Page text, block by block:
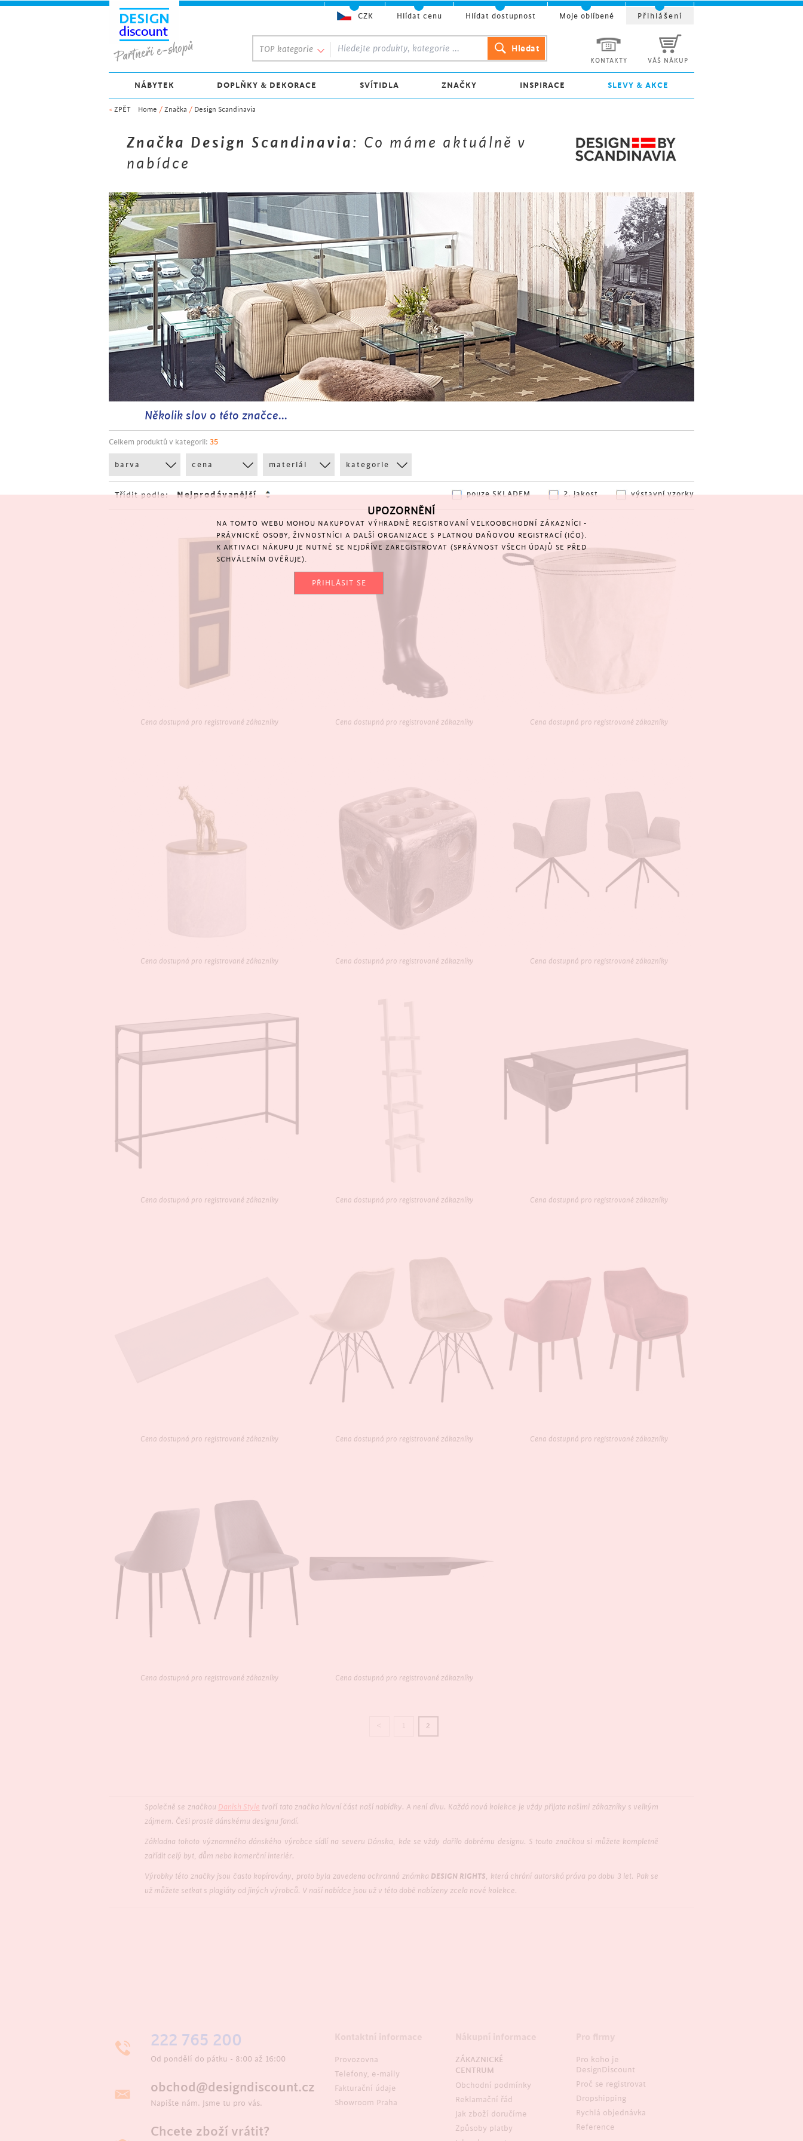
< ZPĚT Home / Značka / Design Scandinavia
Značka Design Scandinavia: Co máme aktuálně v
nabídce
Několik slov o této značce...
Celkem produktů v kategorii: 35
barva cena materiál kategorie
Třídit podle: výstavní vzorky
2. jakost
pouze SKLADEM
Cena dostupná pro registrované zákazníky Cena dostupná pro registrované zákazníky Cena dostupná pro registrované zákazníky
Cena dostupná pro registrované zákazníky Cena dostupná pro registrované zákazníky Cena dostupná pro registrované zákazníky
Cena dostupná pro registrované zákazníky Cena dostupná pro registrované zákazníky Cena dostupná pro registrované zákazníky
Cena dostupná pro registrované zákazníky Cena dostupná pro registrované zákazníky Cena dostupná pro registrované zákazníky
Cena dostupná pro registrované zákazníky Cena dostupná pro registrované zákazníky
2
Společně se značkou Danish Style tvoří tato značka hlavní část naší nabídky. A není divu. Každá nová kolekce je vždy přijata našimi zákazníky s velkým
zájmem. Češi prostě dánskému designu fandí.
Základna tohoto významného dánského výrobce sídlí na severu Dánska, kde se vždy dařilo dobrému designu. S touto značkou si můžete kompletně
zařídit celý byt, dům nebo komerční interiér.
Výrobky této značky jsou často kopírovány, proto byla zavedena ochranná známka DESIGN RIGHTS, která chrání autorská práva po dobu 3 let. Pak se
už můžete setkat s plagiáty od jiných výrobců. V naší nabídce jsou už v této době nabízeny zcela nové kolekce.
KONTAKTY VÁŠ NÁKUP
TOP kategorie
NÁBYTEK DOPLŇKY & DEKORACE SVÍTIDLA ZNAČKY INSPIRACE SLEVY & AKCE
CZK Hlídat cenu Hlídat dostupnost Moje oblíbené Přihlášení
222 765 200
Od pondělí do pátku - 8:00 až 16:00
obchod@designdiscount.cz
Napište nám. Jsme tu pro vás.
Chcete zboží vrátit?
Provozovna
Telefony, e-maily
Fakturační údaje
Showroom Praha
ZÁKAZNICKÉ
CENTRUM
Obchodní podmínky
Reklamační řád
Jak zboží doručíme
Způsoby platby
Pro koho je
DesignDiscount
Proč se registrovat
Dropshipping
Rychlá objednávka
Reference
UPOZORNĚNÍ
NA TOMTO WEBU MOHOU NAKUPOVAT VÝHRADNĚ REGISTROVANÍ VELKOOBCHODNÍ ZÁKAZNÍCI -
PRÁVNICKÉ OSOBY, ŽIVNOSTNÍCI A DALŠÍ ORGANIZACE S PLATNOU DAŇOVOU REGISTRACÍ (IČO).
K AKTIVACI NÁKUPU JE NUTNÉ SE NEJDŘÍVE ZAREGISTROVAT (SPRÁVNOST VŠECH ÚDAJŮ SE PŘED
SCHVÁLENÍM OVĚŘUJE).
PŘIHLÁSIT SE